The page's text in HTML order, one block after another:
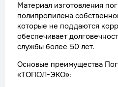
Материал изготовления
полипропилена
которые не поддаются
обеспечивает
службы более 50 лет.
Основые преимущества
«ТОПОЛ-ЭКО»: